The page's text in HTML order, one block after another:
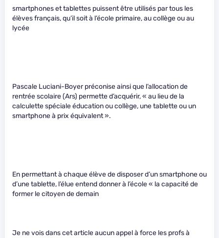
smartphones et tablettes puissent être utilisés par tous les
élèves français, qu’il soit à l’école primaire, au collège ou au
lycée
Pascale Luciani-Boyer préconise ainsi que l’allocation de
rentrée scolaire (Ars) permette d’acquérir, « au lieu de la
calculette spéciale éducation ou collège, une tablette ou un
smartphone à prix équivalent ».
En permettant à chaque élève de disposer d’un smartphone ou
d’une tablette, l’élue entend donner à l’école « la capacité de
former le citoyen de demain
Je ne vois dans cet article aucun appel à force les profs à